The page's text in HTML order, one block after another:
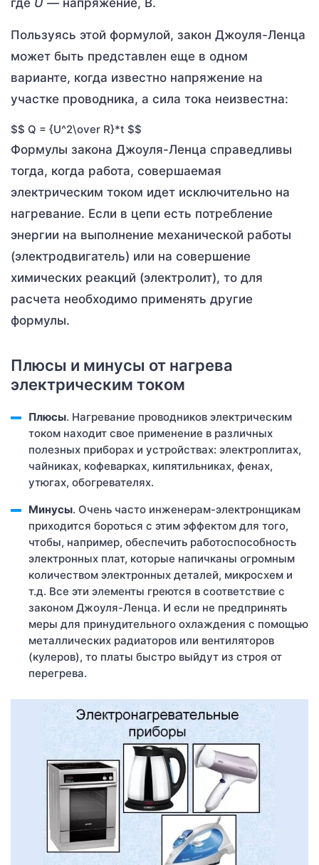
где U — напряжение, В.
Пользуясь этой формулой, закон Джоуля-Ленца
может быть представлен еще в одном
варианте, когда известно напряжение на
участке проводника, а сила тока неизвестна:
$$ Q = {U^2\over R}*t $$
Формулы закона Джоуля-Ленца справедливы
тогда, когда работа, совершаемая
электрическим током идет исключительно на
нагревание. Если в цепи есть потребление
энергии на выполнение механической работы
(электродвигатель) или на совершение
химических реакций (электролит), то для
расчета необходимо применять другие
формулы.
Плюсы и минусы от нагрева
электрическим током
Плюсы. Нагревание проводников электрическим
током находит свое применение в различных
полезных приборах и устройствах: электроплитах,
чайниках, кофеварках, кипятильниках, фенах,
утюгах, обогревателях.
Минусы. Очень часто инженерам-электронщикам
приходится бороться с этим эффектом для того,
чтобы, например, обеспечить работоспособность
электронных плат, которые напичканы огромным
количеством электронных деталей, микросхем и
т.д. Все эти элементы греются в соответствие с
законом Джоуля-Ленца. И если не предпринять
меры для принудительного охлаждения с помощью
металлических радиаторов или вентиляторов
(кулеров), то платы быстро выйдут из строя от
перегрева.